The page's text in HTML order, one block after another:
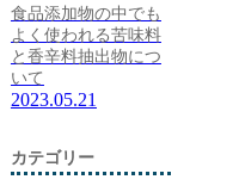
食品添加物の中でも
よく使われる苦味料
と香辛料抽出物につ
いて
2023.05.21
カテゴリー